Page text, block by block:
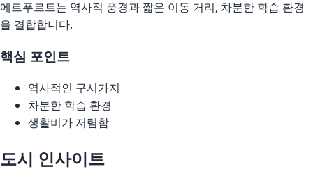
에르푸르트는 역사적 풍경과 짧은 이동 거리, 차분한 학습 환경
을 결합합니다.
핵심 포인트
역사적인 구시가지
차분한 학습 환경
생활비가 저렴함
도시 인사이트